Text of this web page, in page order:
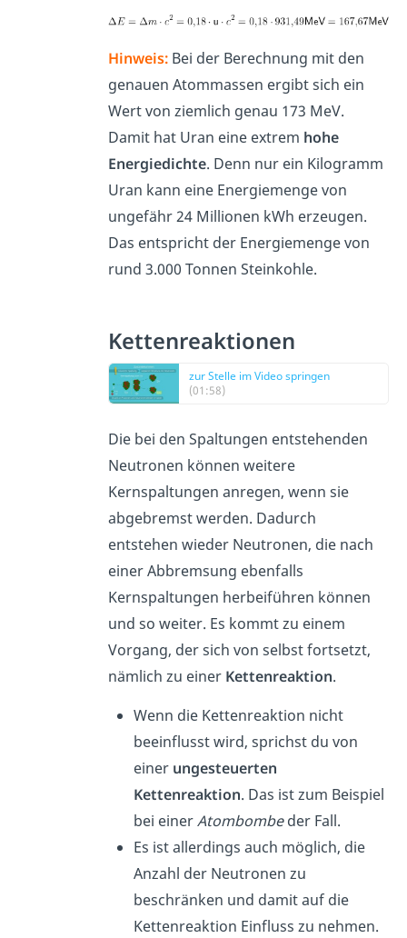
Hinweis: Bei der Berechnung mit den
genauen Atommassen ergibt sich ein
Wert von ziemlich genau 173 MeV.
Damit hat Uran eine extrem hohe
Energiedichte. Denn nur ein Kilogramm
Uran kann eine Energiemenge von
ungefähr 24 Millionen kWh erzeugen.
Das entspricht der Energiemenge von
rund 3.000 Tonnen Steinkohle.
Kettenreaktionen
zur Stelle im Video springen
(01:58)
Die bei den Spaltungen entstehenden
Neutronen können weitere
Kernspaltungen anregen, wenn sie
abgebremst werden. Dadurch
entstehen wieder Neutronen, die nach
einer Abbremsung ebenfalls
Kernspaltungen herbeiführen können
und so weiter. Es kommt zu einem
Vorgang, der sich von selbst fortsetzt,
nämlich zu einer Kettenreaktion.
Wenn die Kettenreaktion nicht
beeinflusst wird, sprichst du von
einer ungesteuerten
Kettenreaktion. Das ist zum Beispiel
bei einerAtombombeder Fall.
Es ist allerdings auch möglich, die
Anzahl der Neutronen zu
beschränken und damit auf die
Kettenreaktion Einfluss zu nehmen.